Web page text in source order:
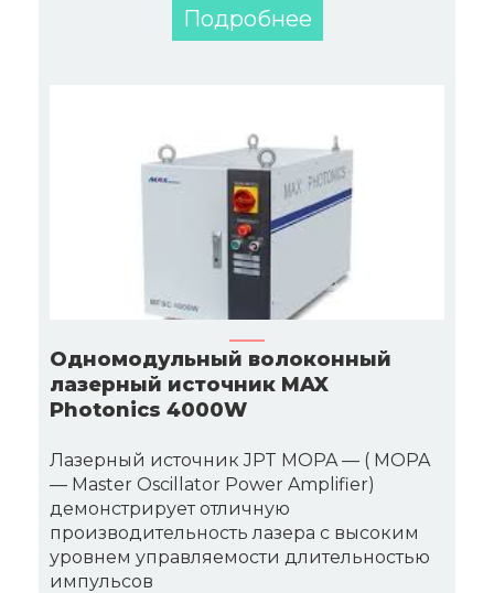
Подробнее
Одномодульный волоконный
лазерный источник MAX
Photonics 4000W
Лазерный источник JPT MOPA — ( MOPA
— Master Oscillator Power Amplifier)
демонстрирует отличную
производительность лазера с высоким
уровнем управляемости длительностью
импульсов